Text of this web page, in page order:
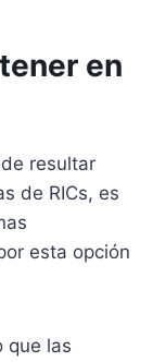
en
resultar
de RICs, es
esta opción
que las